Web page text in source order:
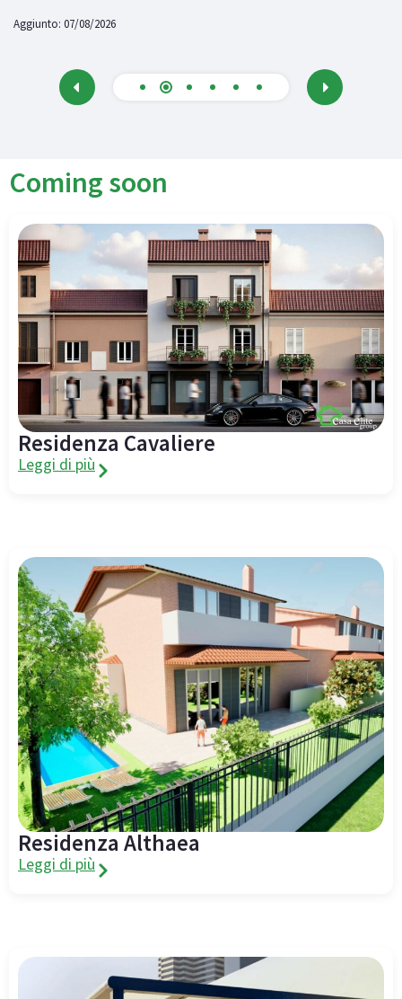
Aggiunto: 07/08/2026
Coming soon
Residenza Cavaliere
Leggi di più
Residenza Althaea
Leggi di più